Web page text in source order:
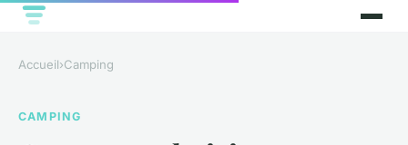
Accueil›Camping
CAMPING